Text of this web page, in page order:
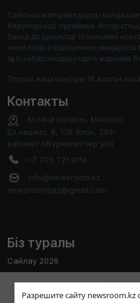
Разрешите сайту newsroom.kz
Пайдаланушы тәжірибесін
Сайттағы материалдарды
берулеріңізді сұраймыз.
басқа да құқықтар толығымен
жеке пікірі редакцияның
түрлі хабарландыруларға жарнама
Портал жаңалықтары 18 жастан
Контакты
Астана каласы, Менгілік
Ел кешесі, 8, 17В блок, 204-
кабинет (Журналистер уйі)
+7 705 721 8114
info@newsroom.kz
newsroomqaz@gmail.com
Біз туралы
Сайлау 2026
Сайтты қолдану ережесі